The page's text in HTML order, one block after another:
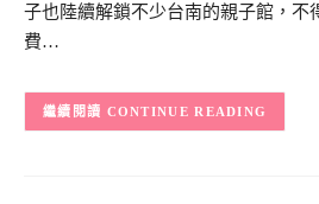
子也陸續解鎖不少台南的親子館，不
費…
CONTINUE READING